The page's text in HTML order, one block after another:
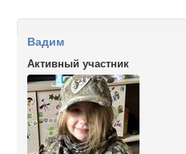
Вадим
Активный участник